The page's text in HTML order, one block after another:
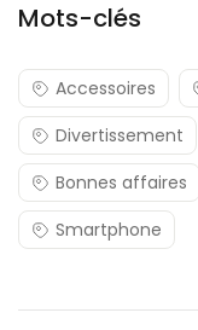
Mots-clés
Accessoires
Divertissement
Bonnes affaires
Smartphone